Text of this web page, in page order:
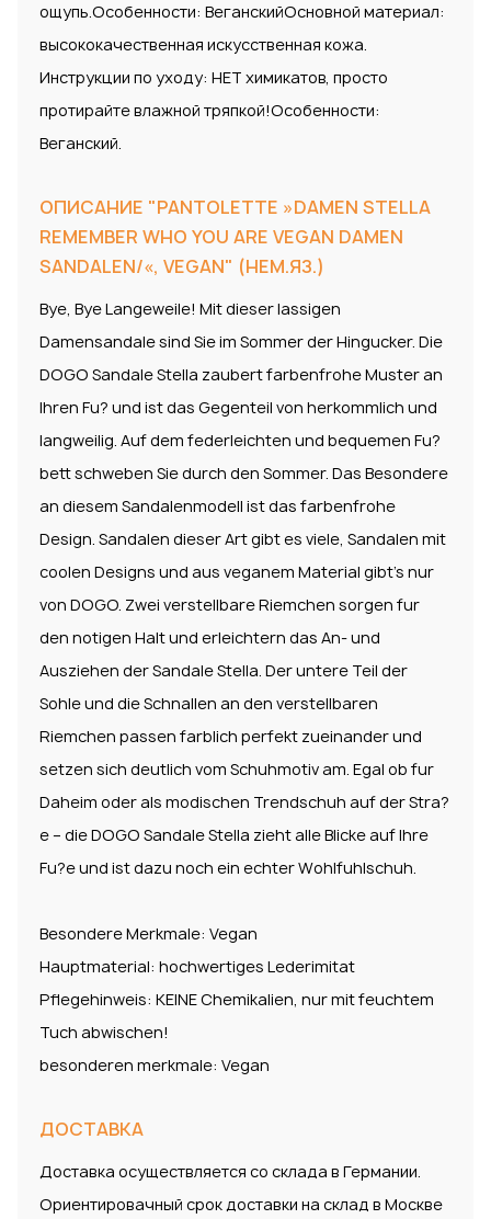
ощупь.Особенности: ВеганскийОсновной материал:
высококачественная искусственная кожа.
Инструкции по уходу: НЕТ химикатов, просто
протирайте влажной тряпкой!Особенности:
Веганский.
ОПИСАНИЕ "PANTOLETTE »DAMEN STELLA
REMEMBER WHO YOU ARE VEGAN DAMEN
SANDALEN/«, VEGAN" (НЕМ.ЯЗ.)
Bye, Bye Langeweile! Mit dieser lassigen
Damensandale sind Sie im Sommer der Hingucker. Die
DOGO Sandale Stella zaubert farbenfrohe Muster an
Ihren Fu? und ist das Gegenteil von herkommlich und
langweilig. Auf dem federleichten und bequemen Fu?
bett schweben Sie durch den Sommer. Das Besondere
an diesem Sandalenmodell ist das farbenfrohe
Design. Sandalen dieser Art gibt es viele, Sandalen mit
coolen Designs und aus veganem Material gibt’s nur
von DOGO. Zwei verstellbare Riemchen sorgen fur
den notigen Halt und erleichtern das An- und
Ausziehen der Sandale Stella. Der untere Teil der
Sohle und die Schnallen an den verstellbaren
Riemchen passen farblich perfekt zueinander und
setzen sich deutlich vom Schuhmotiv am. Egal ob fur
Daheim oder als modischen Trendschuh auf der Stra?
e – die DOGO Sandale Stella zieht alle Blicke auf Ihre
Fu?e und ist dazu noch ein echter Wohlfuhlschuh.
Besondere Merkmale: Vegan
Hauptmaterial: hochwertiges Lederimitat
Pflegehinweis: KEINE Chemikalien, nur mit feuchtem
Tuch abwischen!
besonderen merkmale: Vegan
ДОСТАВКА
Доставка осуществляется со склада в Германии.
Ориентировачный срок доставки на склад в Москве